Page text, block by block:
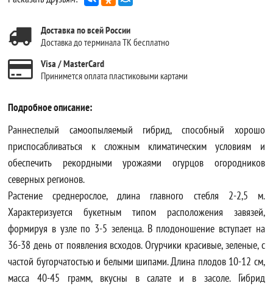
Доставка по всей России
Доставка до терминала ТК бесплатно
Visa / MasterCard
Принимется оплата пластиковыми картами
Подробное описание:
Раннеспелый самоопыляемый гибрид, способный хорошо
приспосабливаться к сложным климатическим условиям и
обеспечить рекордными урожаями огурцов огородников
северных регионов.
Растение среднерослое, длина главного стебля 2-2,5 м.
Характеризуется букетным типом расположения завязей,
формируя в узле по 3-5 зеленца. В плодоношение вступает на
36-38 день от появления всходов. Огурчики красивые, зеленые, с
частой бугорчатостью и белыми шипами. Длина плодов 10-12 см,
масса 40-45 грамм, вкусны в салате и в засоле. Гибрид